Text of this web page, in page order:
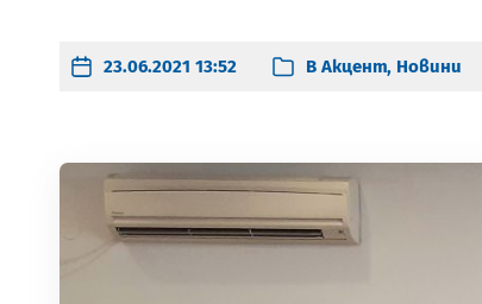
23.06.2021 13:52 В Акцент, Новини